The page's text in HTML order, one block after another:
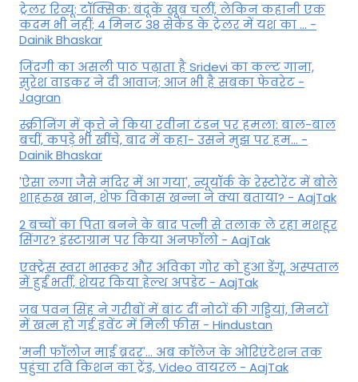
ट्रेलर रिव्यू: टॉक्सिक: बंदूकें खूब चलीं, लेकिन कहानी एक
कदम भी नहीं; 4 मिनट 38 सेकेंड के ट्रेलर में यश का ... -
Dainik Bhaskar
जिंदगी का असली पाठ पढ़ाता है Sridevi का कल्ट गाना,
सुरेश वाडकर ने दी आवाज; आज भी है सबका फेवरेट -
Jagran
स्क्रीनिंग में कुत्ते ने किया रवीना टंडन पर हमला: बाल-बाल
बचीं, कपड़े भी खींचे, बाद में कहा- उसने मुझ पर हम... -
Dainik Bhaskar
'ऐसा लगा जैसे मंदिर में आ गया', न्यूयॉर्क के रेस्टोरेंट में बोले
शाहरुख खान, शेफ विकास खन्ना ने क्या बताया? - AajTak
2 बच्चों का पिता बनने के बाद पत्नी से तलाक ले रहा मशहूर
सिंगर? इंस्टाग्राम पर किया अनफॉलो - AajTak
एक्ट्रेस स्वरा भास्कर और अविका गोर को हुआ डेंगू, अस्पताल
में हुईं भर्ती, शेयर किया हेल्थ अपडेट - AajTak
जब पवन सिंह ने गरीबों में बांट दीं नोटों की गड्डियां, मिनटों
में खत्म हो गई इवेंट में मिली फीस - Hindustan
'मनी फॉलोज माई ब्रदर'... अब कॉलेज के ओरिएंटेशन तक
पहुंचा रवि किशन का ट्रेंड, Video वायरल - AajTak